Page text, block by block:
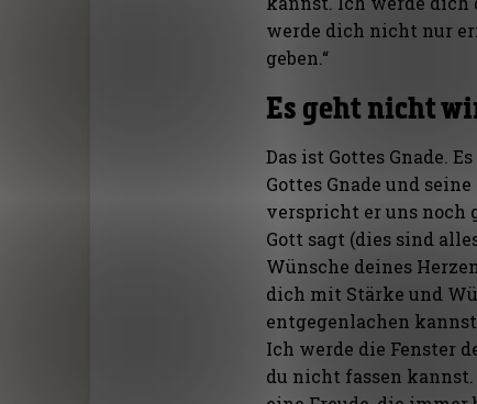
werde dich nicht nur
geben.“
Es geht nicht
Das ist Gottes Gnade.
Gottes Gnade und
verspricht er uns noch
Gott sagt (dies sind
Wünsche deines
dich mit Stärke und
entgegenlachen
Ich werde die Fenster
du nicht fassen